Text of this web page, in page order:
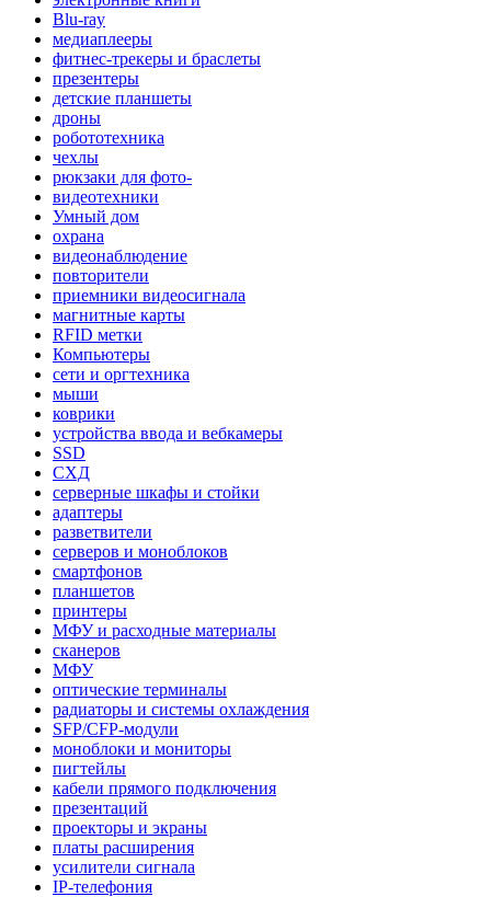
Blu-ray
медиаплееры
фитнес-трекеры и браслеты
презентеры
детские планшеты
дроны
робототехника
чехлы
рюкзаки для фото-
видеотехники
Умный дом
охрана
видеонаблюдение
повторители
приемники видеосигнала
магнитные карты
RFID метки
Компьютеры
сети и оргтехника
мыши
коврики
устройства ввода и вебкамеры
SSD
СХД
серверные шкафы и стойки
адаптеры
разветвители
серверов и моноблоков
смартфонов
планшетов
принтеры
МФУ и расходные материалы
сканеров
МФУ
оптические терминалы
радиаторы и системы охлаждения
SFP/CFP-модули
моноблоки и мониторы
пигтейлы
кабели прямого подключения
презентаций
проекторы и экраны
платы расширения
усилители сигнала
IP-телефония